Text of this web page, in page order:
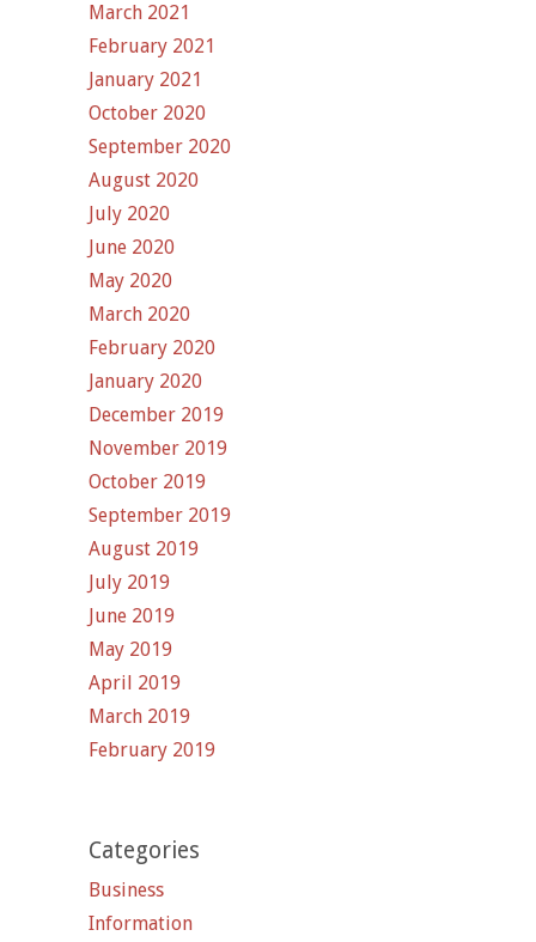
March 2021
February 2021
January 2021
October 2020
September 2020
August 2020
July 2020
June 2020
May 2020
March 2020
February 2020
January 2020
December 2019
November 2019
October 2019
September 2019
August 2019
July 2019
June 2019
May 2019
April 2019
March 2019
February 2019
Categories
Business
Information